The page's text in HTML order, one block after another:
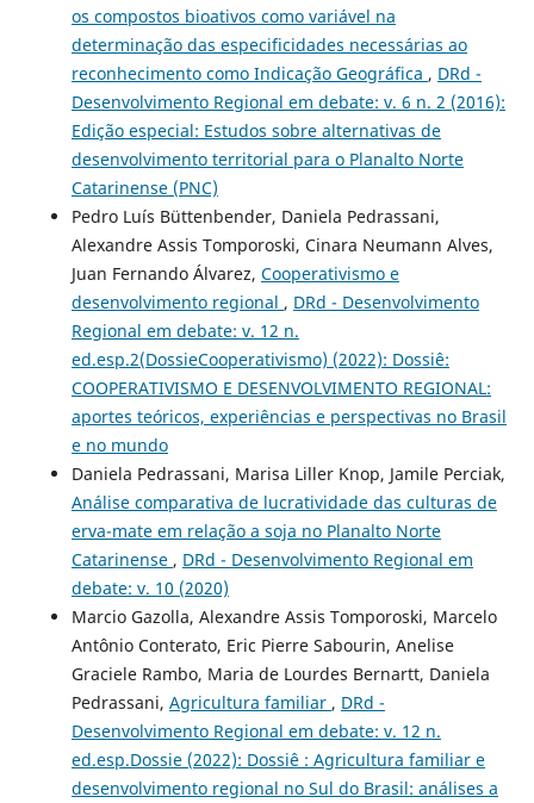
os compostos bioativos como variável na
determinação das especificidades necessárias ao
reconhecimento como Indicação Geográfica , DRd -
Desenvolvimento Regional em debate: v. 6 n. 2 (2016):
Edição especial: Estudos sobre alternativas de
desenvolvimento territorial para o Planalto Norte
Catarinense (PNC)
Pedro Luís Büttenbender, Daniela Pedrassani,
Alexandre Assis Tomporoski, Cinara Neumann Alves,
Juan Fernando Álvarez, Cooperativismo e
desenvolvimento regional , DRd - Desenvolvimento
Regional em debate: v. 12 n.
ed.esp.2(DossieCooperativismo) (2022): Dossiê:
COOPERATIVISMO E DESENVOLVIMENTO REGIONAL:
aportes teóricos, experiências e perspectivas no Brasil
e no mundo
Daniela Pedrassani, Marisa Liller Knop, Jamile Perciak,
Análise comparativa de lucratividade das culturas de
erva-mate em relação a soja no Planalto Norte
Catarinense , DRd - Desenvolvimento Regional em
debate: v. 10 (2020)
Marcio Gazolla, Alexandre Assis Tomporoski, Marcelo
Antônio Conterato, Eric Pierre Sabourin, Anelise
Graciele Rambo, Maria de Lourdes Bernartt, Daniela
Pedrassani, Agricultura familiar , DRd -
Desenvolvimento Regional em debate: v. 12 n.
ed.esp.Dossie (2022): Dossiê : Agricultura familiar e
desenvolvimento regional no Sul do Brasil: análises a